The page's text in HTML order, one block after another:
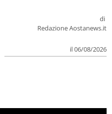
di
Redazione Aostanews.it
il 06/08/2026